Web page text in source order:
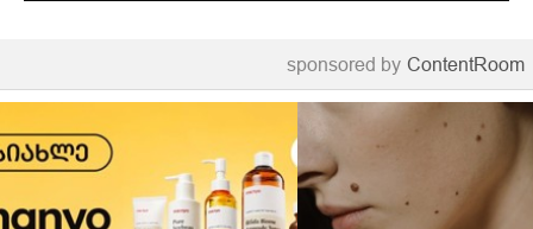
sponsored by ContentRoom